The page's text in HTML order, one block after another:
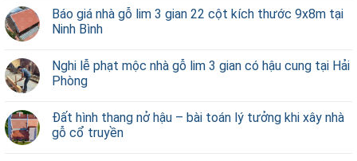
Báo giá nhà gỗ lim 3 gian 22 cột kích thước 9x8m tại
Ninh Bình
Nghi lễ phạt mộc nhà gỗ lim 3 gian có hậu cung tại Hải
Phòng
Đất hình thang nở hậu – bài toán lý tưởng khi xây nhà
gỗ cổ truyền